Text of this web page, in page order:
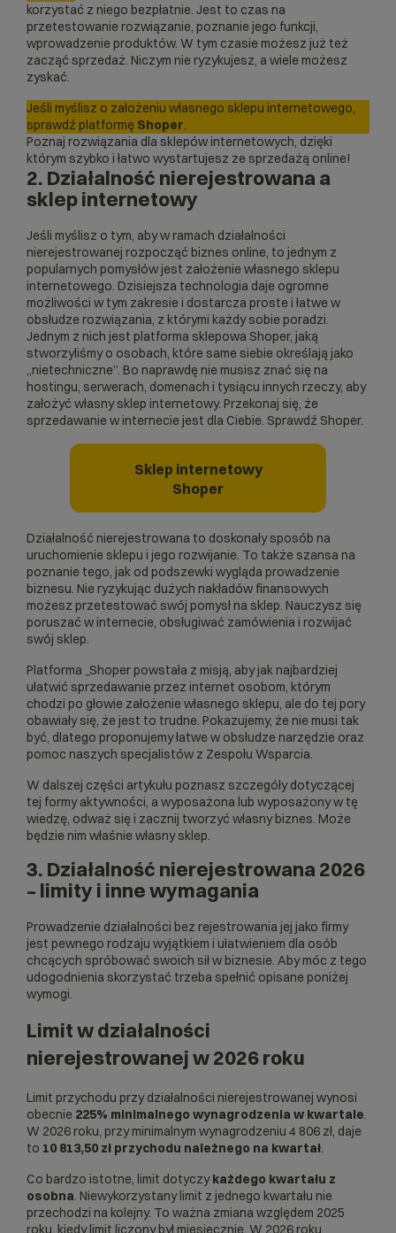
korzystać z niego bezpłatnie. Jest to czas na
przetestowanie rozwiązanie, poznanie jego funkcji,
wprowadzenie produktów. W tym czasie możesz już też
zacząć sprzedaż. Niczym nie ryzykujesz, a wiele możesz
zyskać.
Jeśli myślisz o założeniu własnego sklepu internetowego,
sprawdź platformę Shoper.
Poznaj rozwiązania dla sklepów internetowych, dzięki
którym szybko i łatwo wystartujesz ze sprzedażą online!
2. Działalność nierejestrowana a
sklep internetowy
Jeśli myślisz o tym, aby w ramach działalności
nierejestrowanej rozpocząć biznes online, to jednym z
popularnych pomysłów jest założenie własnego sklepu
internetowego. Dzisiejsza technologia daje ogromne
możliwości w tym zakresie i dostarcza proste i łatwe w
obsłudze rozwiązania, z którymi każdy sobie poradzi.
Jednym z nich jest platforma sklepowa Shoper, jaką
stworzyliśmy o osobach, które same siebie określają jako
„nietechniczne”. Bo naprawdę nie musisz znać się na
hostingu, serwerach, domenach i tysiącu innych rzeczy, aby
założyć własny sklep internetowy. Przekonaj się, że
sprzedawanie w internecie jest dla Ciebie. Sprawdź Shoper.
Sklep internetowy
Shoper
Działalność nierejestrowana to doskonały sposób na
uruchomienie sklepu i jego rozwijanie. To także szansa na
poznanie tego, jak od podszewki wygląda prowadzenie
biznesu. Nie ryzykując dużych nakładów finansowych
możesz przetestować swój pomysł na sklep. Nauczysz się
poruszać w internecie, obsługiwać zamówienia i rozwijać
swój sklep.
Platforma _Shoper powstała z misją, aby jak najbardziej
ułatwić sprzedawanie przez internet osobom, którym
chodzi po głowie założenie własnego sklepu, ale do tej pory
obawiały się, że jest to trudne. Pokazujemy, że nie musi tak
być, dlatego proponujemy łatwe w obsłudze narzędzie oraz
pomoc naszych specjalistów z Zespołu Wsparcia.
W dalszej części artykułu poznasz szczegóły dotyczącej
tej formy aktywności, a wyposażona lub wyposażony w tę
wiedzę, odważ się i zacznij tworzyć własny biznes. Może
będzie nim właśnie własny sklep.
3. Działalność nierejestrowana 2026
– limity i inne wymagania
Prowadzenie działalności bez rejestrowania jej jako firmy
jest pewnego rodzaju wyjątkiem i ułatwieniem dla osób
chcących spróbować swoich sił w biznesie. Aby móc z tego
udogodnienia skorzystać trzeba spełnić opisane poniżej
wymogi.
Limit w działalności
nierejestrowanej w 2026 roku
Limit przychodu przy działalności nierejestrowanej wynosi
obecnie 225% minimalnego wynagrodzenia w kwartale.
W 2026 roku, przy minimalnym wynagrodzeniu 4 806 zł, daje
to 10 813,50 zł przychodu należnego na kwartał.
Co bardzo istotne, limit dotyczykażdego kwartału z
osobna. Niewykorzystany limit z jednego kwartału nie
przechodzi na kolejny. To ważna zmiana względem 2025
roku, kiedy limit liczony był miesięcznie. W 2026 roku